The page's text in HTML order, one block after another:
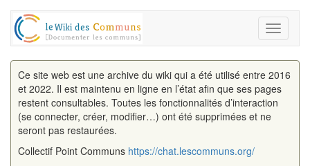
Toggle
Ce site web est une archive du wiki qui a été utilisé entre 2016
et 2022. Il est maintenu en ligne en l’état afin que ses pages
restent consultables. Toutes les fonctionnalités d’interaction
(se connecter, créer, modifier…) ont été supprimées et ne
seront pas restaurées.
Collectif Point Communs https://chat.lescommuns.org/